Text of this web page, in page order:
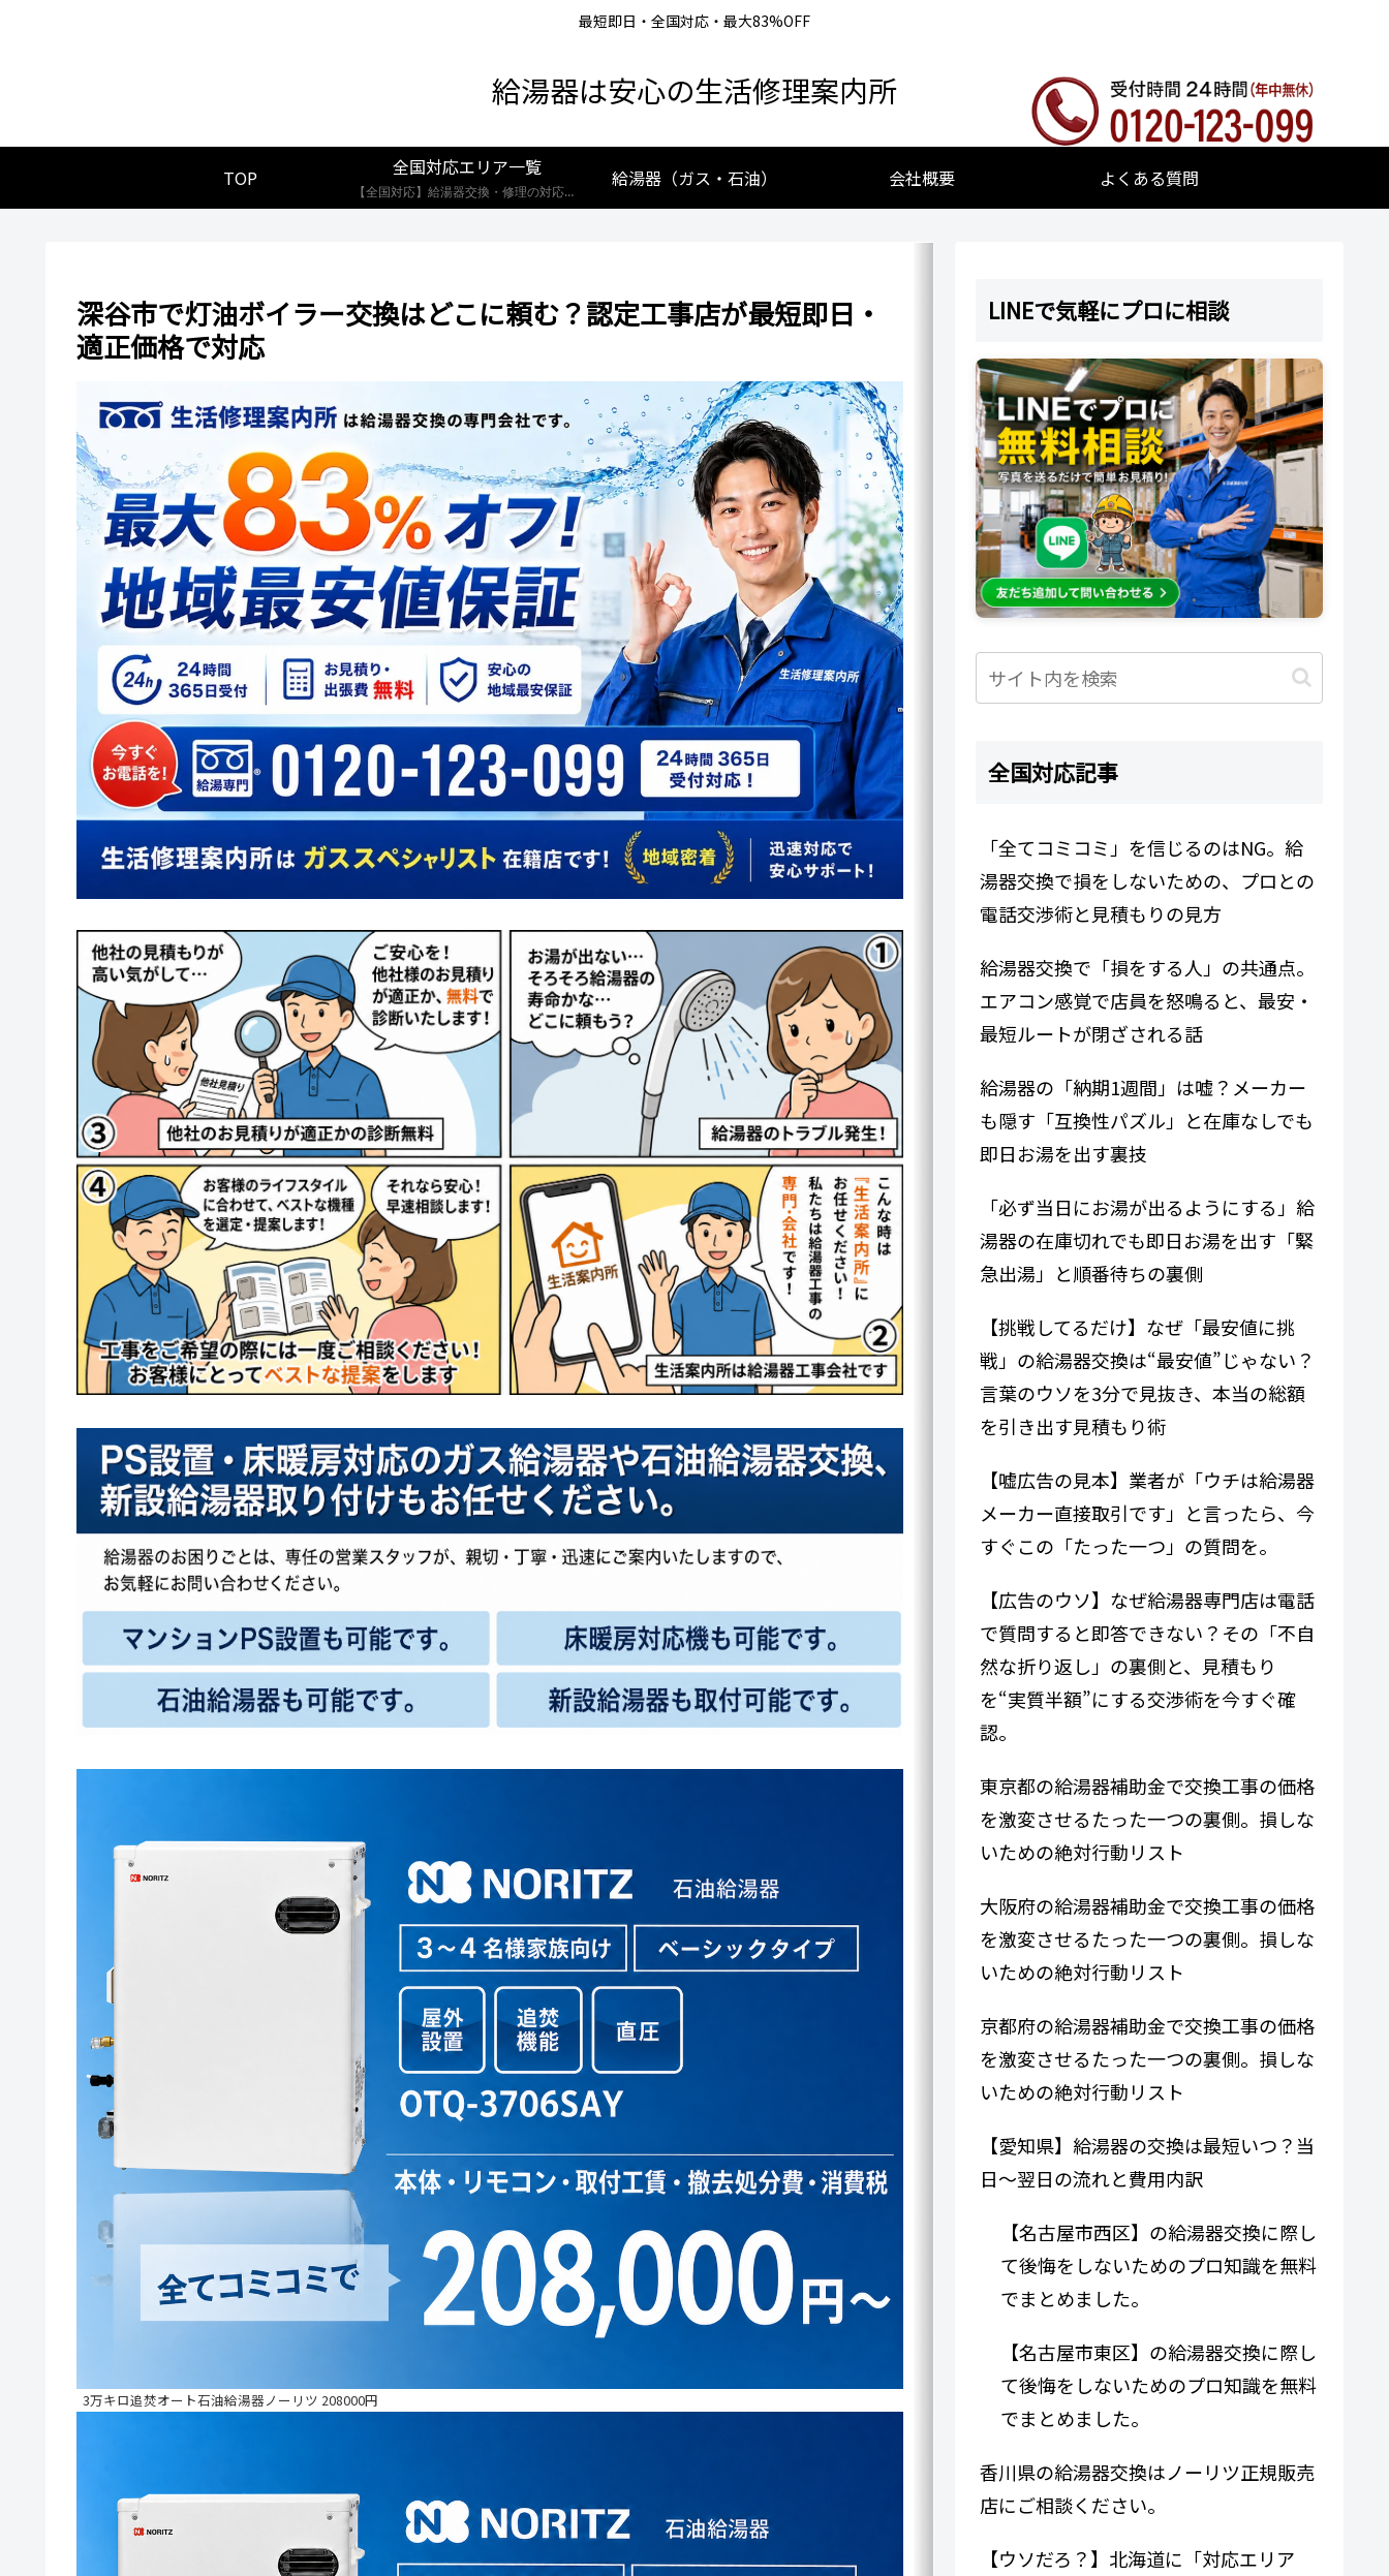
最短即日・全国対応・最大83%OFF
給湯器は安心の生活修理案内所
TOP 全国対応エリア一覧
【全国対応】給湯器交換・修理の対応エリア一覧。北海道から沖縄まで、創業25年の実績あるプロが最短即日で駆けつけます。リンナイ・ノーリツ・パロマなど全メーカー対応。お住まいの地域の施工事例や費用相場をご確認いただけます。
給湯器（ガス・石油） 会社概要 よくある質問
深谷市で灯油ボイラー交換はどこに頼む？認定工事店が最短即日・
適正価格で対応
3万キロ追焚オート石油給湯器ノーリツ 208000円
LINEで気軽にプロに相談
全国対応記事
「全てコミコミ」を信じるのはNG。給
湯器交換で損をしないための、プロとの
電話交渉術と見積もりの見方
給湯器交換で「損をする人」の共通点。
エアコン感覚で店員を怒鳴ると、最安・
最短ルートが閉ざされる話
給湯器の「納期1週間」は嘘？メーカー
も隠す「互換性パズル」と在庫なしでも
即日お湯を出す裏技
「必ず当日にお湯が出るようにする」給
湯器の在庫切れでも即日お湯を出す「緊
急出湯」と順番待ちの裏側
【挑戦してるだけ】なぜ「最安値に挑
戦」の給湯器交換は“最安値”じゃない？
言葉のウソを3分で見抜き、本当の総額
を引き出す見積もり術
【嘘広告の見本】業者が「ウチは給湯器
メーカー直接取引です」と言ったら、今
すぐこの「たった一つ」の質問を。
【広告のウソ】なぜ給湯器専門​​店は電話
で質問すると即答できない？その「不自
然な折り返し」の裏側と、見積もり
を“実質半額”にする交渉術を今すぐ確
認。
東京都の給湯器補助金で交換工事の価格
を激変させるたった一つの裏側。損しな
いための絶対行動リスト
大阪府の給湯器補助金で交換工事の価格
を激変させるたった一つの裏側。損しな
いための絶対行動リスト
京都府の給湯器補助金で交換工事の価格
を激変させるたった一つの裏側。損しな
いための絶対行動リスト
【愛知県】給湯器の交換は最短いつ？当
日〜翌日の流れと費用内訳
【名古屋市西区】の給湯器交換に際し
て後悔をしないためのプロ知識を無料
でまとめました。
【名古屋市東区】の給湯器交換に際し
て後悔をしないためのプロ知識を無料
でまとめました。
香川県の給湯器交換はノーリツ正規販売
店にご相談ください。
【ウソだろ？】北海道に「対応エリア